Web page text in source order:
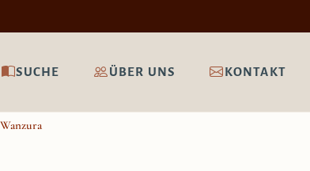
SUCHE ÜBER UNS KONTAKT